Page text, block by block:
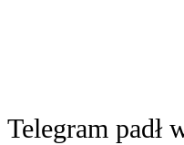
Telegram padł